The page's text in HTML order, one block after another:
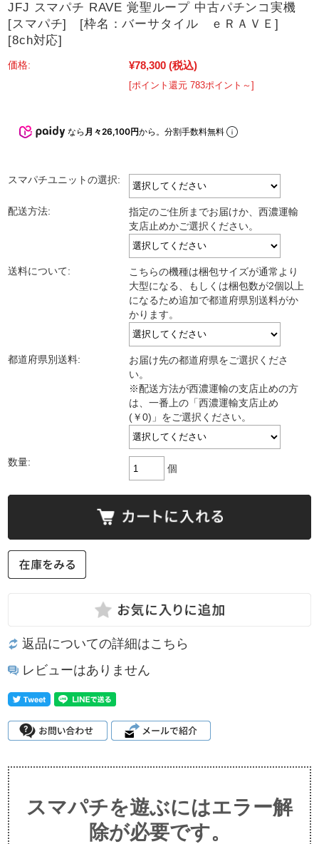
JFJ スマパチ RAVE 覚聖ループ 中古パチンコ実機
[スマパチ] [枠名：バーサタイル ｅＲＡＶＥ]
[8ch対応]
価格: ¥78,300 (税込)
[ポイント還元 783ポイント～]
なら 月々26,100円から。分割手数料無料
スマパチユニットの選択:
配送方法:
指定のご住所までお届けか、西濃運輸
支店止めかご選択ください。
送料について:
こちらの機種は梱包サイズが通常より
大型になる、もしくは梱包数が2個以上
になるため追加で都道府県別送料がか
かります。
都道府県別送料:
お届け先の都道府県をご選択くださ
い。
※配送方法が西濃運輸の支店止めの方
は、一番上の「西濃運輸支店止め
(￥0)」をご選択ください。
数量:
個
返品についての詳細はこちら
レビューはありません
スマパチを遊ぶにはエラー解
除が必要です。